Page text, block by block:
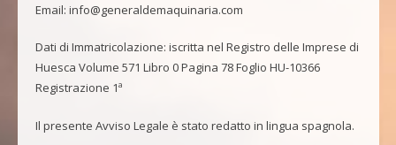
Email: info@generaldemaquinaria.com
Dati di Immatricolazione: iscritta nel Registro delle Imprese di
Huesca Volume 571 Libro 0 Pagina 78 Foglio HU-10366
Registrazione 1ª
Il presente Avviso Legale è stato redatto in lingua spagnola.